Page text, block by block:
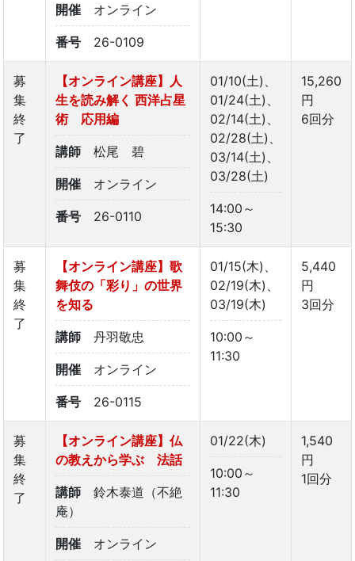
開催 オンライン
番号 26-0109
募
集
終
了
【オンライン講座】人
生を読み解く 西洋占星
術 応用編
講師 松尾 碧
開催 オンライン
番号 26-0110
01/10(土)、
01/24(土)、
02/14(土)、
02/28(土)、
03/14(土)、
03/28(土)
14:00～
15:30
15,260
円
6回分
募
集
終
了
【オンライン講座】歌
舞伎の「彩り」の世界
を知る
講師 丹羽敬忠
開催 オンライン
番号 26-0115
01/15(木)、
02/19(木)、
03/19(木)
10:00～
11:30
5,440
円
3回分
募
集
終
了
【オンライン講座】仏
の教えから学ぶ 法話
講師
鈴木泰道（不絶
庵）
開催 オンライン
01/22(木)
10:00～
11:30
1,540
円
1回分